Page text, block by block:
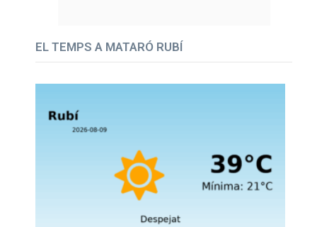
EL TEMPS A MATARÓ RUBÍ